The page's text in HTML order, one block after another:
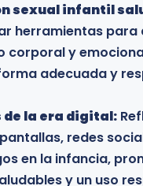
sexual infantil
herramientas para
corporal y
adecuada y
de la era digital:
redes
en la infancia,
y un uso